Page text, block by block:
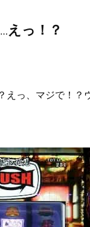
えっ！？
えっ、マジで！？